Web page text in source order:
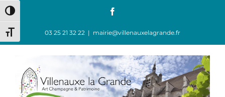
Passer en contraste élevé
Changer la taille de la police
Passer
au
03 25 21 32 22 | mairie@villenauxelagrande.fr